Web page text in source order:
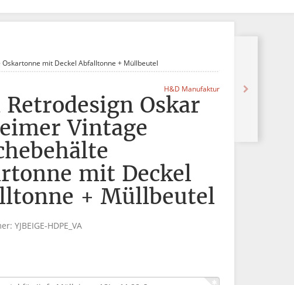
mit Deckel Abfalltonne + Müllbeutel
H&D Manufaktur
Retrodesign Oskar
Vintage
mit Deckel
+ Müllbeutel
YJBEIGE-HDPE_VA